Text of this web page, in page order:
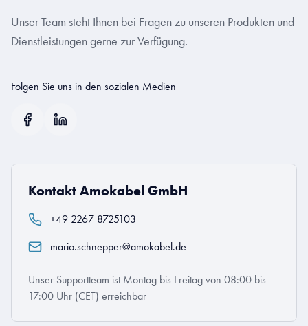
Unser Team steht Ihnen bei Fragen zu unseren Produkten und
Dienstleistungen gerne zur Verfügung.
Folgen Sie uns in den sozialen Medien
Kontakt Amokabel GmbH
+49 2267 8725103
mario.schnepper@amokabel.de
Unser Supportteam ist Montag bis Freitag von 08:00 bis
17:00 Uhr (CET) erreichbar